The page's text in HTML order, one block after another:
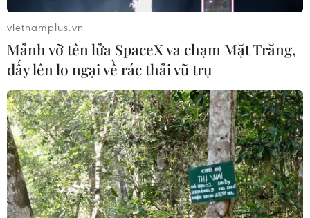
Đại sứ Mỹ thích cà phê sữa đá Việt Nam. (Ảnh cắt từ clip)
Sau nhiệm kỳ 3 năm qua tại Việt Nam, Đại sứ
Kritenbrink đã nhấn mạnh về quan hệ Việt-Mỹ:
"Từ biên giới nước tôi tới biên giới Việt Nam,
tình đoàn kết bền vững qua năm tháng. Mỹ và
vietnamplus.vn
Mảnh vỡ tên lửa SpaceX va chạm Mặt Trăng,
dấy lên lo ngại về rác thải vũ trụ